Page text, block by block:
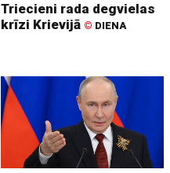
Triecieni rada degvielas
krīzi Krievijā © DIENA